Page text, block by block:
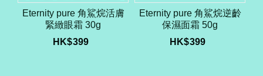
Eternity pure 角鯊烷活膚
緊緻眼霜 30g
HK$399
Eternity pure 角鯊烷逆齡
保濕面霜 50g
HK$399